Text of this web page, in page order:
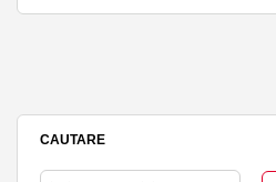
CAUTARE